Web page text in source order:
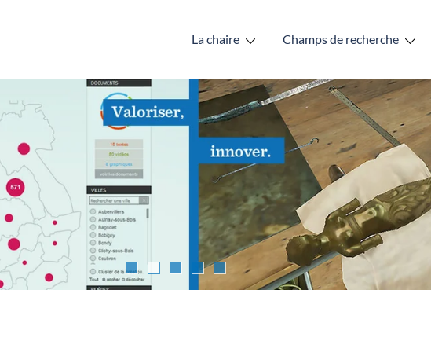
La chaire Champs de recherche